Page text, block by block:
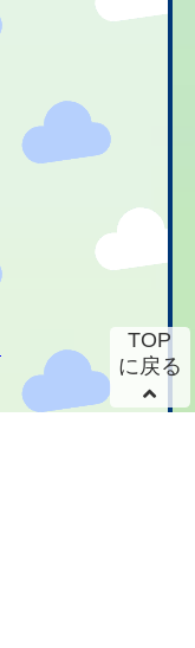
TOP
に戻る